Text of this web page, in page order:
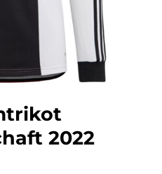
2022